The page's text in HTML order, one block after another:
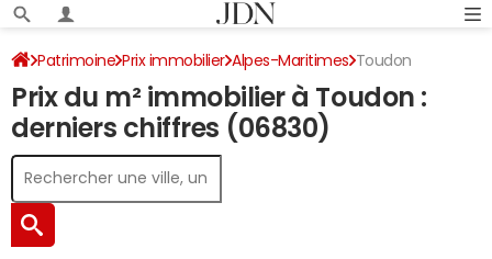
Patrimoine Prix immobilier Alpes-Maritimes Toudon
Prix du m² immobilier à Toudon :
derniers chiffres (06830)